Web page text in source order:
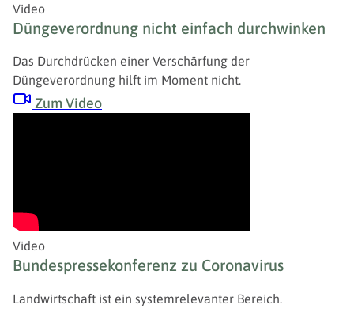
Video
Düngeverordnung nicht einfach durchwinken
Das Durchdrücken einer Verschärfung der
Düngeverordnung hilft im Moment nicht.
Zum Video
Video
Bundespressekonferenz zu Coronavirus
Landwirtschaft ist ein systemrelevanter Bereich.